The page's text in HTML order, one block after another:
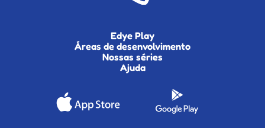
Edye Play
Áreas de desenvolvimento
Nossas séries
Ajuda